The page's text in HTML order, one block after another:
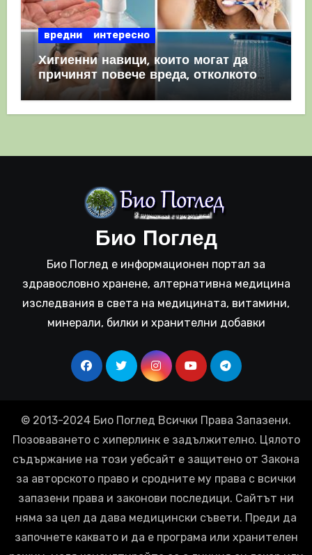
вредни интересно
Хигиенни навици, които могат да
причинят повече вреда, отколкото
полза
Био Поглед
Био Поглед е информационен портал за
здравословно хранене, алтернативна медицина
изследвания в света на медицината, витамини,
минерали, билки и хранителни добавки
© 2013-2024 Био Поглед Всички Права Запазени.
Позоваването с хиперлинк е задължително. Цялото
съдържание на този уебсайт е защитено от Закона
за авторското право и сродните му права с всички
запазени права и законови последици. Сайтът ни
няма за цел да дава медицински съвети. Преди да
започнете каквато и да е програма или хранителен